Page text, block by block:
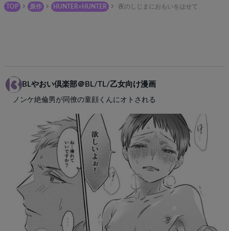
TOP 原作 HUNTER×HUNTER 夜のしじまにおもいをはせて
BLやおい倶楽部＠BL/TL/乙女向け漫画
ノンケ絶倫男が同僚の童顔くんにオトされる